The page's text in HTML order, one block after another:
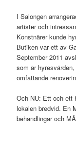
I Salongen
artister och
Konstnärer kunde
Butiken var ett av
September 2011
som är
omfattande
Och NU: Ett och ett
lokalen bredvid. En
behandlingar och